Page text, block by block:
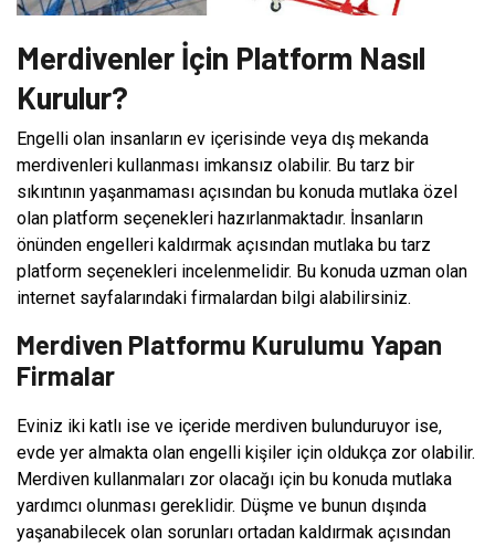
Merdivenler İçin Platform Nasıl
Kurulur?
Engelli olan insanların ev içerisinde veya dış mekanda
merdivenleri kullanması imkansız olabilir. Bu tarz bir
sıkıntının yaşanmaması açısından bu konuda mutlaka özel
olan platform seçenekleri hazırlanmaktadır. İnsanların
önünden engelleri kaldırmak açısından mutlaka bu tarz
platform seçenekleri incelenmelidir. Bu konuda uzman olan
internet sayfalarındaki firmalardan bilgi alabilirsiniz.
Merdiven Platformu Kurulumu Yapan
Firmalar
Eviniz iki katlı ise ve içeride merdiven bulunduruyor ise,
evde yer almakta olan engelli kişiler için oldukça zor olabilir.
Merdiven kullanmaları zor olacağı için bu konuda mutlaka
yardımcı olunması gereklidir. Düşme ve bunun dışında
yaşanabilecek olan sorunları ortadan kaldırmak açısından